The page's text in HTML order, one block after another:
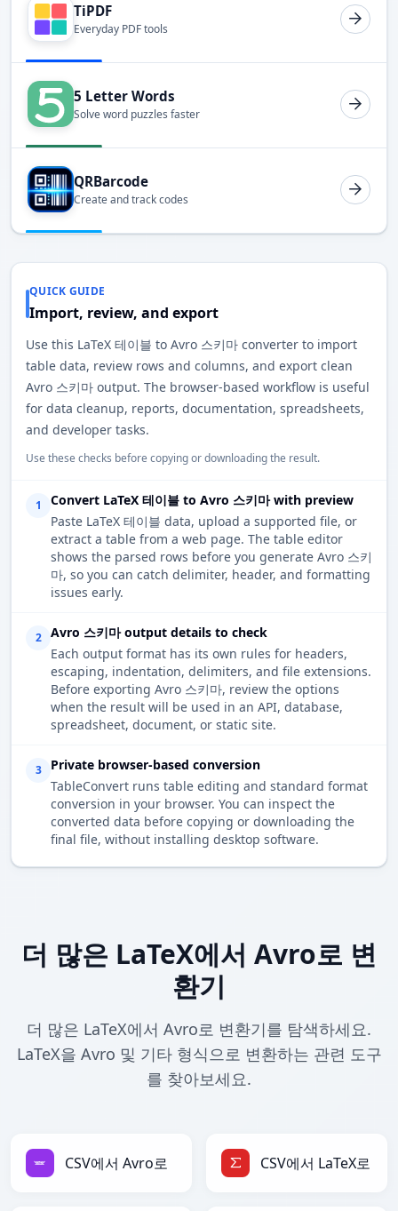
TiPDF
Everyday PDF tools
5 Letter Words
Solve word puzzles faster
QRBarcode
Create and track codes
QUICK GUIDE
Import, review, and export
Use this LaTeX 테이블 to Avro 스키마 converter to import
table data, review rows and columns, and export clean
Avro 스키마 output. The browser-based workflow is useful
for data cleanup, reports, documentation, spreadsheets,
and developer tasks.
Use these checks before copying or downloading the result.
1
Convert LaTeX 테이블 to Avro 스키마 with preview
Paste LaTeX 테이블 data, upload a supported file, or
extract a table from a web page. The table editor
shows the parsed rows before you generate Avro 스키
마, so you can catch delimiter, header, and formatting
issues early.
2
Avro 스키마 output details to check
Each output format has its own rules for headers,
escaping, indentation, delimiters, and file extensions.
Before exporting Avro 스키마, review the options
when the result will be used in an API, database,
spreadsheet, document, or static site.
3
Private browser-based conversion
TableConvert runs table editing and standard format
conversion in your browser. You can inspect the
converted data before copying or downloading the
final file, without installing desktop software.
더 많은 LaTeX에서 Avro로 변
환기
더 많은 LaTeX에서 Avro로 변환기를 탐색하세요.
LaTeX을 Avro 및 기타 형식으로 변환하는 관련 도구
를 찾아보세요.
CSV에서 Avro로 CSV에서 LaTeX로